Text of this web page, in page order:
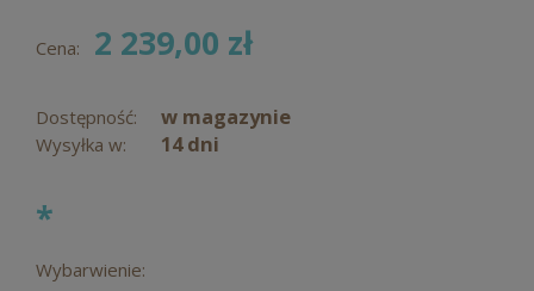
Cena: 2 239,00 zł
Dostępność: w magazynie
Wysyłka w: 14 dni
*
Wybarwienie: